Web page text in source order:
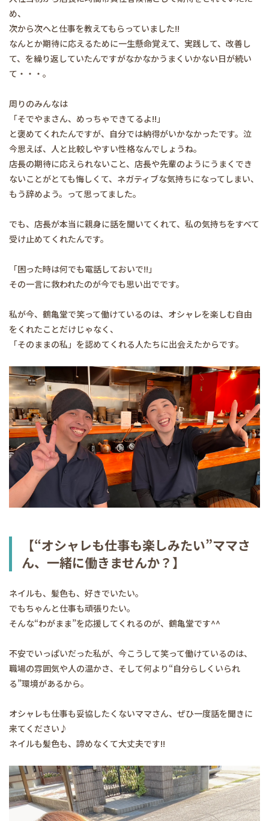
め、
次から次へと仕事を教えてもらっていました!!
なんとか期待に応えるために一生懸命覚えて、実践して、改善し
て、を繰り返していたんですがなかなかうまくいかない日が続い
て・・・。
周りのみんなは
「そでやまさん、めっちゃできてるよ!!」
と褒めてくれたんですが、自分では納得がいかなかったです。泣
今思えば、人と比較しやすい性格なんでしょうね。
店長の期待に応えられないこと、店長や先輩のようにうまくでき
ないことがとても悔しくて、ネガティブな気持ちになってしまい、
もう辞めよう。って思ってました。
でも、店長が本当に親身に話を聞いてくれて、私の気持ちをすべて
受け止めてくれたんです。
「困った時は何でも電話しておいで!!」
その一言に救われたのが今でも思い出でです。
私が今、鶴亀堂で笑って働けているのは、オシャレを楽しむ自由
をくれたことだけじゃなく、
「そのままの私」を認めてくれる人たちに出会えたからです。
【“オシャレも仕事も楽しみたい”ママさ
ん、一緒に働きませんか？】
ネイルも、髪色も、好きでいたい。
でもちゃんと仕事も頑張りたい。
そんな“わがまま”を応援してくれるのが、鶴亀堂です^^
不安でいっぱいだった私が、今こうして笑って働けているのは、
職場の雰囲気や人の温かさ、そして何より“自分らしくいられ
る”環境があるから。
オシャレも仕事も妥協したくないママさん、ぜひ一度話を聞きに
来てください♪
ネイルも髪色も、諦めなくて大丈夫です!!